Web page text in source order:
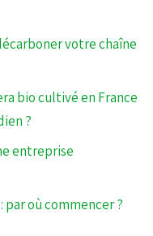
votre chaîne
bio cultivé en France
?
entreprise
où commencer ?